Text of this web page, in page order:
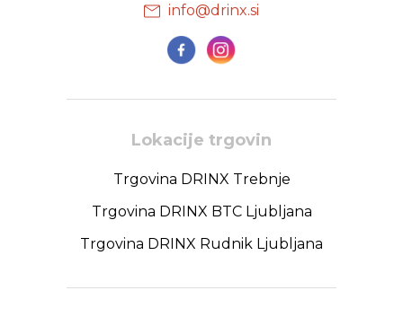
info@drinx.si
Lokacije trgovin
Trgovina DRINX Trebnje
Trgovina DRINX BTC Ljubljana
Trgovina DRINX Rudnik Ljubljana